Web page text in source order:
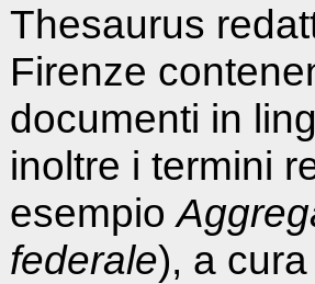
Thesaurus
Firenze
documenti in
inoltre i termini
esempio
federale), a